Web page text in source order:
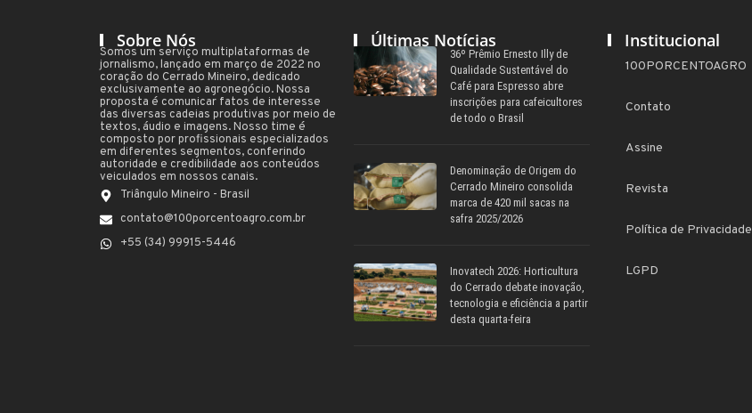
Sobre Nós
Somos um serviço multiplataformas de
jornalismo, lançado em março de 2022 no
coração do Cerrado Mineiro, dedicado
exclusivamente ao agronegócio. Nossa
proposta é comunicar fatos de interesse
das diversas cadeias produtivas por meio de
textos, áudio e imagens. Nosso time é
composto por profissionais especializados
em diferentes segmentos, conferindo
autoridade e credibilidade aos conteúdos
veiculados em nossos canais.
Triângulo Mineiro - Brasil
contato@100porcentoagro.com.br
+55 (34) 99915-5446
Últimas Notícias
36º Prêmio Ernesto Illy de
Qualidade Sustentável do
Café para Espresso abre
inscrições para cafeicultores
de todo o Brasil
Denominação de Origem do
Cerrado Mineiro consolida
marca de 420 mil sacas na
safra 2025/2026
Inovatech 2026: Horticultura
do Cerrado debate inovação,
tecnologia e eficiência a partir
desta quarta-feira
Institucional
100PORCENTOAGRO
Contato
Assine
Revista
Política de Privacidade
LGPD